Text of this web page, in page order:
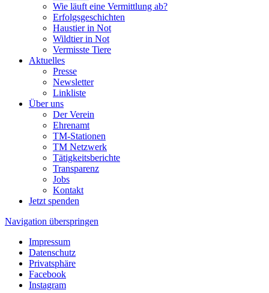
Wie läuft eine Vermittlung ab?
Erfolgsgeschichten
Haustier in Not
Wildtier in Not
Vermisste Tiere
Aktuelles
Presse
Newsletter
Linkliste
Über uns
Der Verein
Ehrenamt
TM-Stationen
TM Netzwerk
Tätigkeitsberichte
Transparenz
Jobs
Kontakt
Jetzt spenden
Navigation überspringen
Impressum
Datenschutz
Privatsphäre
Facebook
Instagram